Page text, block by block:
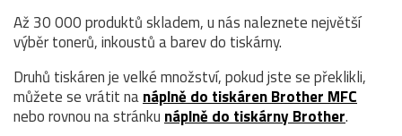
Až 30 000 produktů skladem, u nás naleznete největší
výběr tonerů, inkoustů a barev do tiskárny.
Druhů tiskáren je velké množství, pokud jste se překlikli,
můžete se vrátit nanáplně do tiskáren Brother MFC
nebo rovnou na stránku náplně do tiskárny Brother.